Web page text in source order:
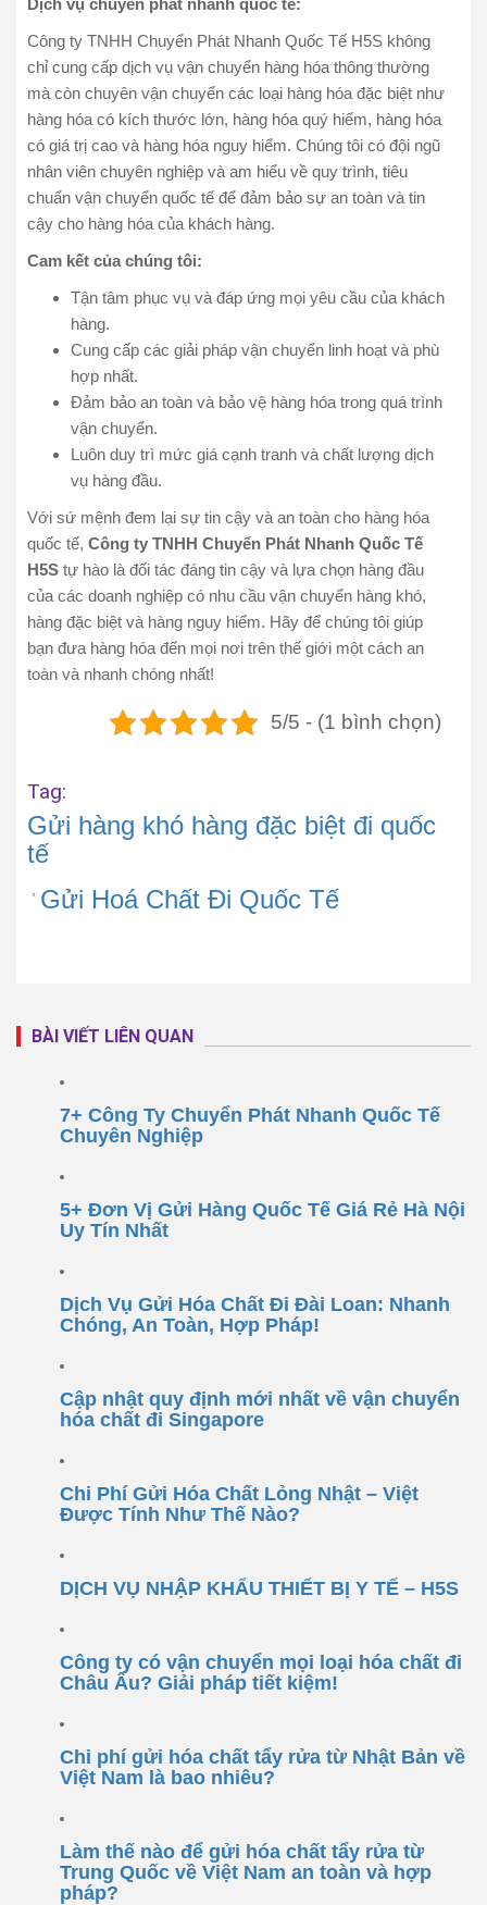
Công ty TNHH Chuyển Phát Nhanh Quốc Tế H5S không
chỉ cung cấp dịch vụ vận chuyển hàng hóa thông thường
mà còn chuyên vận chuyển các loại hàng hóa đặc biệt như
hàng hóa có kích thước lớn, hàng hóa quý hiếm, hàng hóa
có giá trị cao và hàng hóa nguy hiểm. Chúng tôi có đội ngũ
nhân viên chuyên nghiệp và am hiểu về quy trình, tiêu
chuẩn vận chuyển quốc tế để đảm bảo sự an toàn và tin
cậy cho hàng hóa của khách hàng.
Cam kết của chúng tôi:
Tận tâm phục vụ và đáp ứng mọi yêu cầu của khách
hàng.
Cung cấp các giải pháp vận chuyển linh hoạt và phù
hợp nhất.
Đảm bảo an toàn và bảo vệ hàng hóa trong quá trình
vận chuyển.
Luôn duy trì mức giá cạnh tranh và chất lượng dịch
vụ hàng đầu.
Với sứ mệnh đem lại sự tin cậy và an toàn cho hàng hóa
quốc tế, Công ty TNHH Chuyển Phát Nhanh Quốc Tế
H5S tự hào là đối tác đáng tin cậy và lựa chọn hàng đầu
của các doanh nghiệp có nhu cầu vận chuyển hàng khó,
hàng đặc biệt và hàng nguy hiểm. Hãy để chúng tôi giúp
bạn đưa hàng hóa đến mọi nơi trên thế giới một cách an
toàn và nhanh chóng nhất!
5/5 - (1 bình chọn)
Tag:
Gửi hàng khó hàng đặc biệt đi quốc
tế
Gửi Hoá Chất Đi Quốc Tế
BÀI VIẾT LIÊN QUAN
7+ Công Ty Chuyển Phát Nhanh Quốc Tế
Chuyên Nghiệp
5+ Đơn Vị Gửi Hàng Quốc Tế Giá Rẻ Hà Nội
Uy Tín Nhất
Dịch Vụ Gửi Hóa Chất Đi Đài Loan: Nhanh
Chóng, An Toàn, Hợp Pháp!
Cập nhật quy định mới nhất về vận chuyển
hóa chất đi Singapore
Chi Phí Gửi Hóa Chất Lỏng Nhật – Việt
Được Tính Như Thế Nào?
DỊCH VỤ NHẬP KHẨU THIẾT BỊ Y TẾ – H5S
Công ty có vận chuyển mọi loại hóa chất đi
Châu Âu? Giải pháp tiết kiệm!
Chi phí gửi hóa chất tẩy rửa từ Nhật Bản về
Việt Nam là bao nhiêu?
Làm thế nào để gửi hóa chất tẩy rửa từ
Trung Quốc về Việt Nam an toàn và hợp
pháp?